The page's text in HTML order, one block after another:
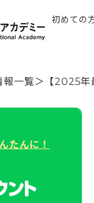
初めての
報一覧 【2025
たんに！